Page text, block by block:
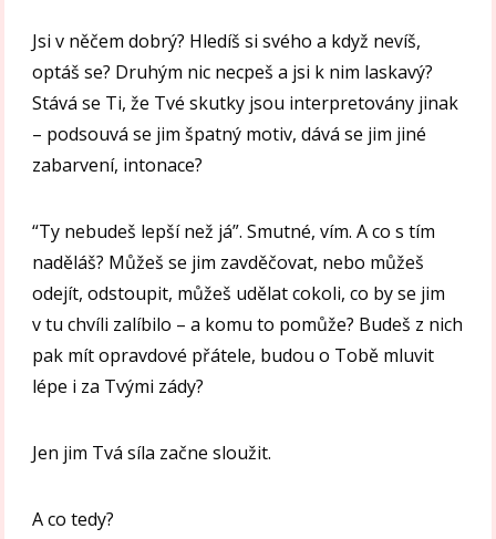
Jsi v něčem dobrý? Hledíš si svého a když nevíš,
optáš se? Druhým nic necpeš a jsi k nim laskavý?
Stává se Ti, že Tvé skutky jsou interpretovány jinak
– podsouvá se jim špatný motiv, dává se jim jiné
zabarvení, intonace?
“Ty nebudeš lepší než já”. Smutné, vím. A co s tím
naděláš? Můžeš se jim zavděčovat, nebo můžeš
odejít, odstoupit, můžeš udělat cokoli, co by se jim
v tu chvíli zalíbilo – a komu to pomůže? Budeš z nich
pak mít opravdové přátele, budou o Tobě mluvit
lépe i za Tvými zády?
Jen jim Tvá síla začne sloužit.
A co tedy?